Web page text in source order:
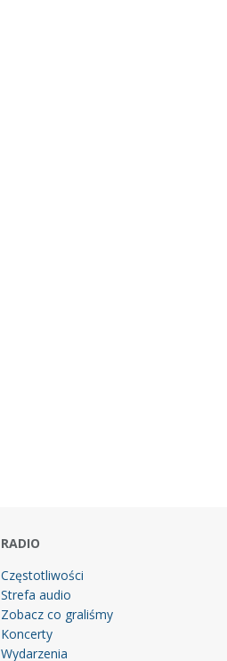
RADIO
Częstotliwości
Strefa audio
Zobacz co graliśmy
Koncerty
Wydarzenia